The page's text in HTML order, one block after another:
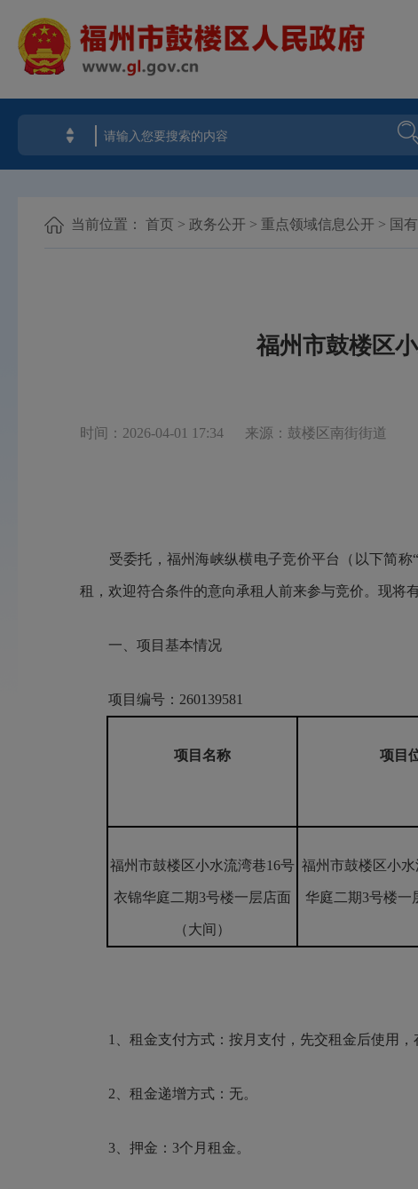
当前位置： 首页 > 政务公开 > 重点领域信息公开 > 国
福州市鼓楼区
时间：2026-04-01 17:34 来源：鼓楼区南街街道
受委托，福州海峡纵横电子竞价平台（以下简称“
租，欢迎符合条件的意向承租人前来参与竞价。现将
一、项目基本情况
项目编号：260139581
项目名称 项目
福州市鼓楼区小水流湾巷16号
衣锦华庭二期3号楼一层店面
（大间）
福州市鼓楼区小
华庭二期3号楼一
1、租金支付方式：按月支付，先交租金后使用，
2、租金递增方式：无。
3、押金：3个月租金。